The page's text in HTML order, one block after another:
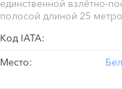
единственной взлётно-
полосой длиной 25
Код IATA:
Место: